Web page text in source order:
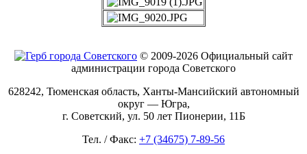
© 2009-2026 Официальный сайт
администрации города Советского
628242, Тюменская область, Ханты-Мансийский автономный
округ — Югра,
г. Советский, ул. 50 лет Пионерии, 11Б
Тел. / Факс: +7 (34675) 7-89-56